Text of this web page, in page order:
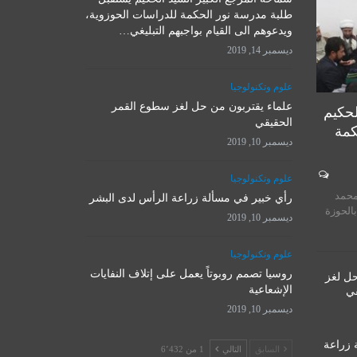
علوم وتكنولوجيا
روسيا تصمم روبوتاً يعمل على
إتلاف النفايات الإشعاعية
لغز
زراعة
طلبة مدرسة نور الحكمة للدراسات الحوزوية،
ويدعوهم الى القيام بواجبهم التبليغي…
ديسمبر 14, 2019
علوم وتكنولوجيا
علماء يقتربون من حل لغز سطوع القمر
الحقيقي
ديسمبر 10, 2019
علوم وتكنولوجيا
رأي خبير في مسألة زراعة الرأس لدى البشر
ديسمبر 10, 2019
علوم وتكنولوجيا
روسيا تصمم روبوتاً يعمل على إتلاف النفايات
الإشعاعية
ديسمبر 10, 2019
السابق التالي 1 من 6٬432